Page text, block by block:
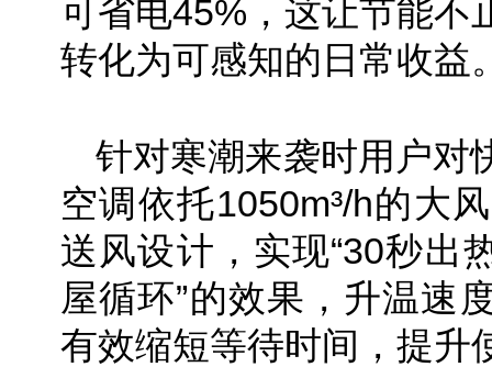
可省电45%，这让节能不
转化为可感知的日常收益
针对寒潮来袭时用户对
空调依托1050m³/h的大
送风设计，实现“30秒出
屋循环”的效果，升温速
有效缩短等待时间，提升